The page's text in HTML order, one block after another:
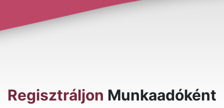
Regisztráljon Munkaadóként